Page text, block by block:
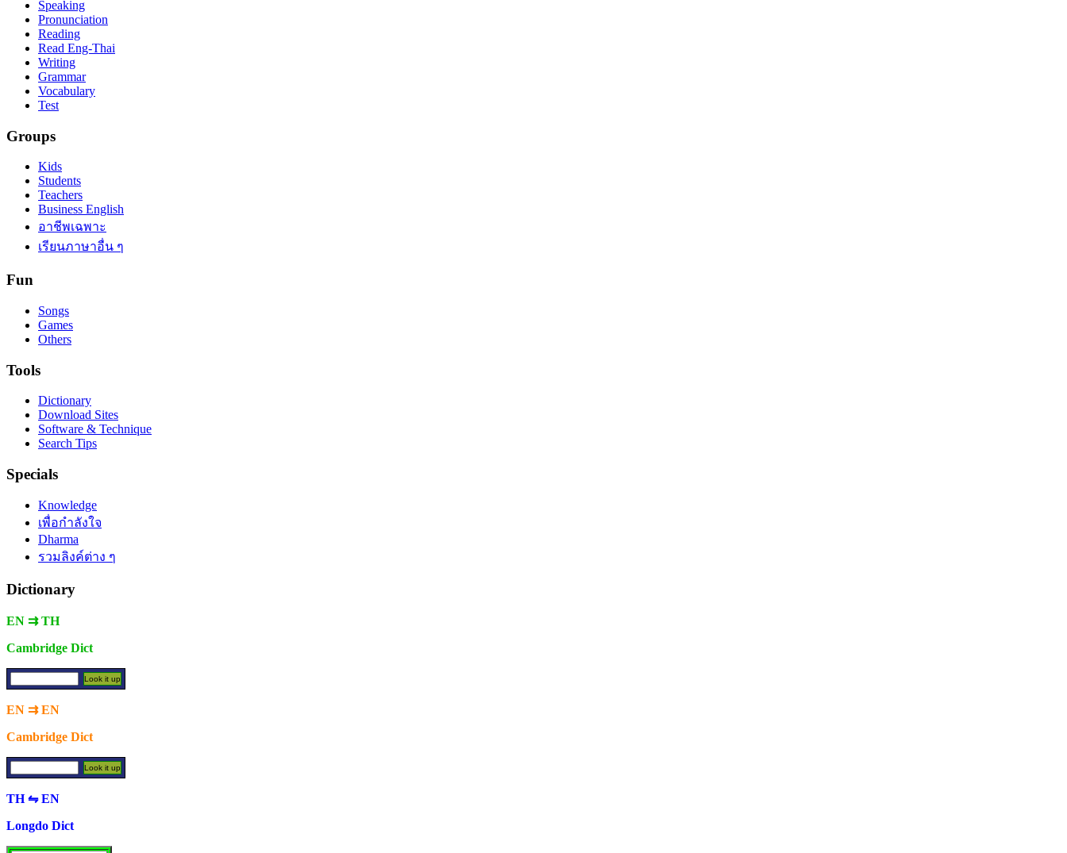
Speaking
Pronunciation
Reading
Read Eng-Thai
Writing
Grammar
Vocabulary
Test
Groups
Kids
Students
Teachers
Business English
อาชีพเฉพาะ
เรียนภาษาอื่น ๆ
Fun
Songs
Games
Others
Tools
Dictionary
Download Sites
Software & Technique
Search Tips
Specials
Knowledge
เพื่อกำลังใจ
Dharma
รวมลิงค์ต่าง ๆ
Dictionary
EN ⇉ TH
Cambridge Dict
EN ⇉ EN
Cambridge Dict
TH ⇋ EN
Longdo Dict